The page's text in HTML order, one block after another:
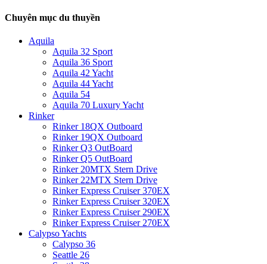
Chuyên mục du thuyền
Aquila
Aquila 32 Sport
Aquila 36 Sport
Aquila 42 Yacht
Aquila 44 Yacht
Aquila 54
Aquila 70 Luxury Yacht
Rinker
Rinker 18QX Outboard
Rinker 19QX Outboard
Rinker Q3 OutBoard
Rinker Q5 OutBoard
Rinker 20MTX Stern Drive
Rinker 22MTX Stern Drive
Rinker Express Cruiser 370EX
Rinker Express Cruiser 320EX
Rinker Express Cruiser 290EX
Rinker Express Cruiser 270EX
Calypso Yachts
Calypso 36
Seattle 26